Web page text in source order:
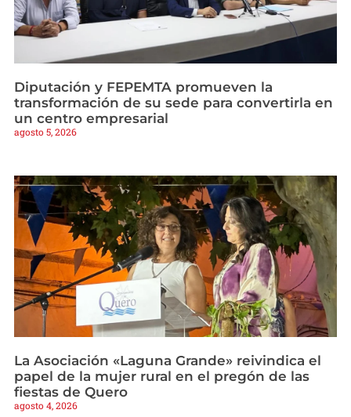
Diputación y FEPEMTA promueven la
transformación de su sede para convertirla en
un centro empresarial
agosto 5, 2026
La Asociación «Laguna Grande» reivindica el
papel de la mujer rural en el pregón de las
fiestas de Quero
agosto 4, 2026